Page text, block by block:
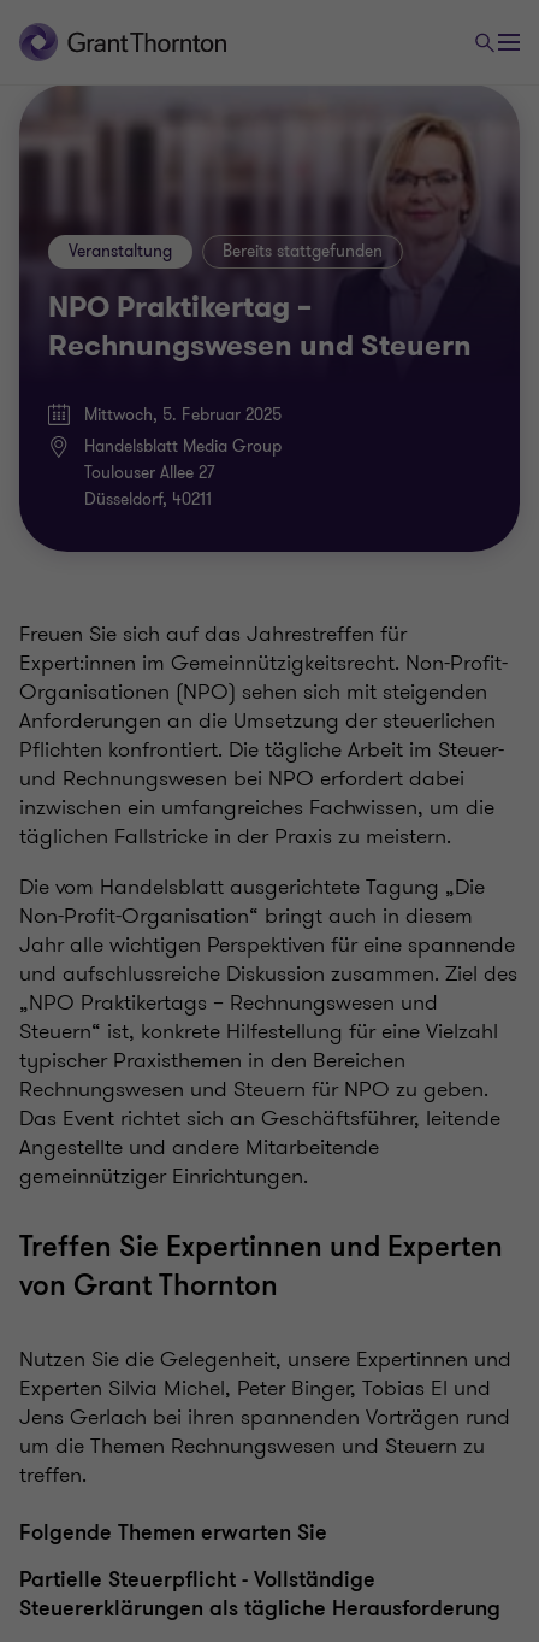
NPO Praktikertag –
Rechnungswesen und Steuern
Veranstaltung Bereits stattgefunden
Mittwoch, 5. Februar 2025
Handelsblatt Media Group
Toulouser Allee 27
Düsseldorf, 40211
Freuen Sie sich auf das Jahrestreffen für
Expert:innen im Gemeinnützigkeitsrecht. Non-Profit-
Organisationen (NPO) sehen sich mit steigenden
Anforderungen an die Umsetzung der steuerlichen
Pflichten konfrontiert. Die tägliche Arbeit im Steuer-
und Rechnungswesen bei NPO erfordert dabei
inzwischen ein umfangreiches Fachwissen, um die
täglichen Fallstricke in der Praxis zu meistern.
Die vom Handelsblatt ausgerichtete Tagung „Die
Non-Profit-Organisation“ bringt auch in diesem
Jahr alle wichtigen Perspektiven für eine spannende
und aufschlussreiche Diskussion zusammen. Ziel des
„NPO Praktikertags – Rechnungswesen und
Steuern“ ist, konkrete Hilfestellung für eine Vielzahl
typischer Praxisthemen in den Bereichen
Rechnungswesen und Steuern für NPO zu geben.
Das Event richtet sich an Geschäftsführer, leitende
Angestellte und andere Mitarbeitende
gemeinnütziger Einrichtungen.
Treffen Sie Expertinnen und Experten
von Grant Thornton
Nutzen Sie die Gelegenheit, unsere Expertinnen und
Experten Silvia Michel, Peter Binger, Tobias El und
Jens Gerlach bei ihren spannenden Vorträgen rund
um die Themen Rechnungswesen und Steuern zu
treffen.
Folgende Themen erwarten Sie
Partielle Steuerpflicht - Vollständige
Steuererklärungen als tägliche Herausforderung